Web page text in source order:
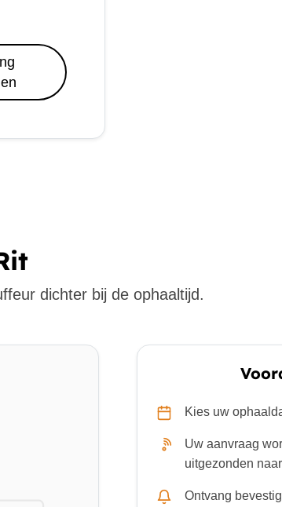
dichter bij de ophaaltijd.
Kies uw
Uw aanvraag
uitgezonden
Ontvang